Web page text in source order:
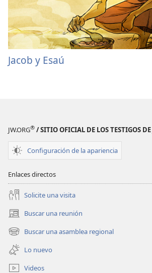
Jacob y Esaú
JW.ORG® / SITIO OFICIAL DE LOS TESTIGOS DE
Configuración de la apariencia
Enlaces directos
Solicite una visita
Buscar una reunión
(abre
una
nueva
ventana)
Buscar una asamblea regional
(abre
una
nueva
ventana)
Lo nuevo
Videos